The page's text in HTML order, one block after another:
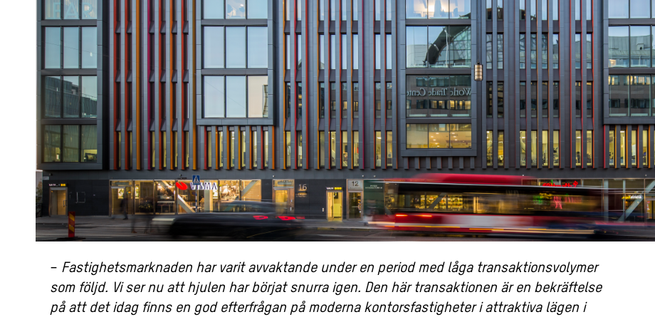
− Fastighetsmarknaden har varit avvaktande under en period med låga transaktionsvolymer
som följd. Vi ser nu att hjulen har börjat snurra igen. Den här transaktionen är en bekräftelse
på att det idag finns en god efterfrågan på moderna kontorsfastigheter i attraktiva lägen i